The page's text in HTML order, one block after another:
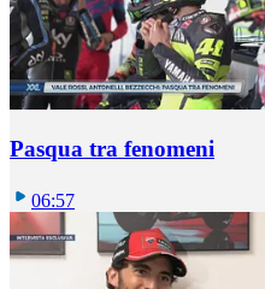
Pasqua tra fenomeni
06:57